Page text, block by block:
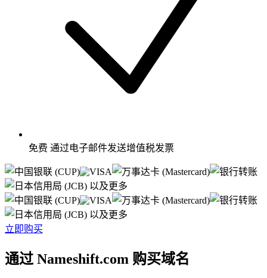
免费 通过电子邮件发送增值税发票
以及更多
以及更多
立即购买
通过 Nameshift.com 购买域名